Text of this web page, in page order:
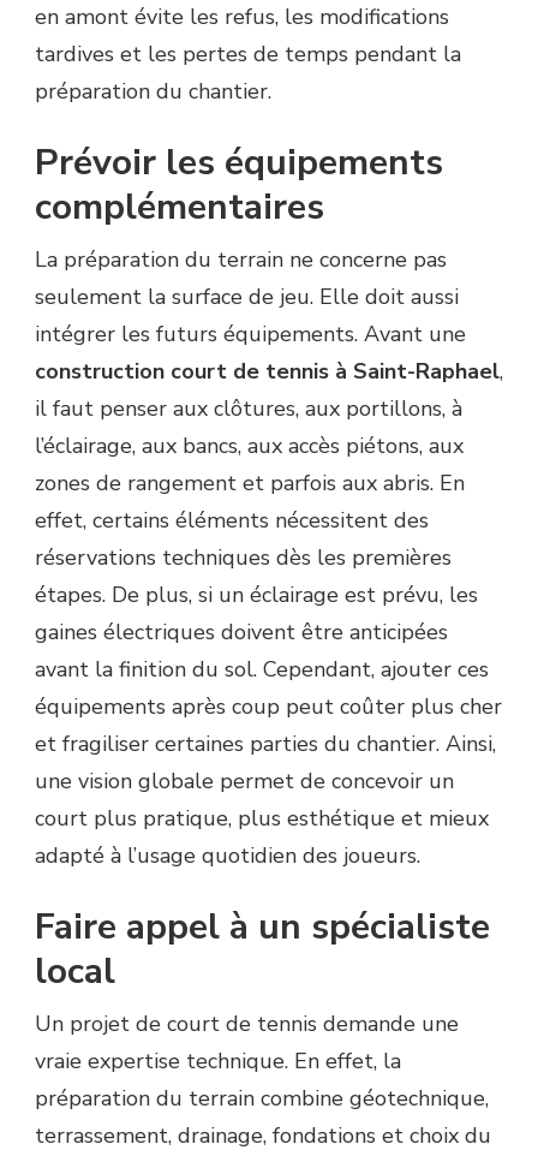
en amont évite les refus, les modifications
tardives et les pertes de temps pendant la
préparation du chantier.
Prévoir les équipements
complémentaires
La préparation du terrain ne concerne pas
seulement la surface de jeu. Elle doit aussi
intégrer les futurs équipements. Avant une
construction court de tennis à Saint-Raphael,
il faut penser aux clôtures, aux portillons, à
l’éclairage, aux bancs, aux accès piétons, aux
zones de rangement et parfois aux abris. En
effet, certains éléments nécessitent des
réservations techniques dès les premières
étapes. De plus, si un éclairage est prévu, les
gaines électriques doivent être anticipées
avant la finition du sol. Cependant, ajouter ces
équipements après coup peut coûter plus cher
et fragiliser certaines parties du chantier. Ainsi,
une vision globale permet de concevoir un
court plus pratique, plus esthétique et mieux
adapté à l’usage quotidien des joueurs.
Faire appel à un spécialiste
local
Un projet de court de tennis demande une
vraie expertise technique. En effet, la
préparation du terrain combine géotechnique,
terrassement, drainage, fondations et choix du